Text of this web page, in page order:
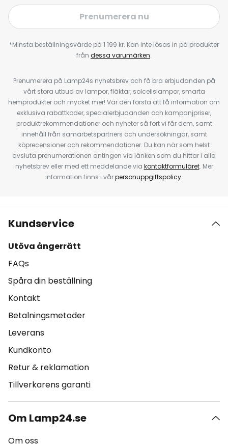
Prenumerera nu
*Minsta beställningsvärde på 1 199 kr. Kan inte lösas in på produkter
från dessa varumärken.
Prenumerera på Lamp24s nyhetsbrev och få bra erbjudanden på
vårt stora utbud av lampor, fläktar, solcellslampor, smarta
hemprodukter och mycket mer! Var den första att få information om
exklusiva rabattkoder, specialerbjudanden och kampanjpriser,
produktrekommendationer och nyheter så fort vi får dem, samt
innehåll från samarbetspartners och undersökningar, samt
köprecensioner och rekommendationer. Du kan när som helst
avsluta prenumerationen antingen via länken som du hittar i alla
nyhetsbrev eller med ett meddelande via kontaktformuläret. Mer
information finns i vårpersonuppgiftspolicy.
Kundservice
Utöva ångerrätt
FAQs
Spåra din beställning
Kontakt
Betalningsmetoder
Leverans
Kundkonto
Retur & reklamation
Tillverkarens garanti
Om Lamp24.se
Om oss